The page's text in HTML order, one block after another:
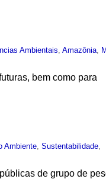
Ambientais ,Amazônia
bem como para
Ambiente ,Sustentabilidade
de grupo de